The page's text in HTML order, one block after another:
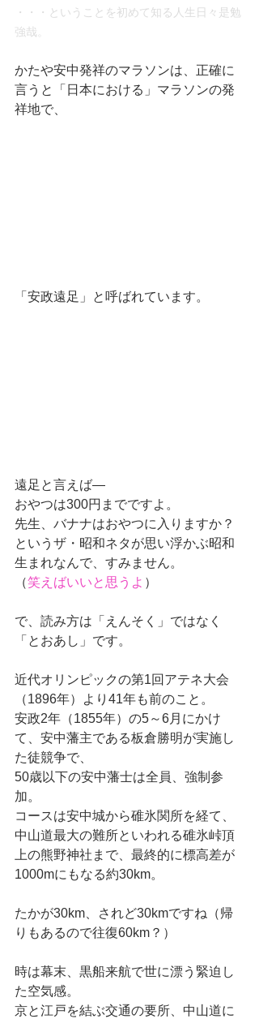
・・・ということを初めて知る人生日々是勉
強哉。
かたや安中発祥のマラソンは、正確に
言うと「日本における」マラソンの発
祥地で、
「安政遠足」と呼ばれています。
遠足と言えば―
おやつは300円までですよ。
先生、バナナはおやつに入りますか？
というザ・昭和ネタが思い浮かぶ昭和
生まれなんで、すみません。
（笑えばいいと思うよ ）
で、読み方は「えんそく」ではなく
「とおあし」です。
近代オリンピックの第1回アテネ大会
（1896年）より41年も前のこと。
安政2年（1855年）の5～6月にかけ
て、安中藩主である板倉勝明が実施し
た徒競争で、
50歳以下の安中藩士は全員、強制参
加。
コースは安中城から碓氷関所を経て、
中山道最大の難所といわれる碓氷峠頂
上の熊野神社まで、最終的に標高差が
1000mにもなる約30km。
たかが30km、されど30kmですね（帰
りもあるので往復60km？）
時は幕末、黒船来航で世に漂う緊迫し
た空気感。
京と江戸を結ぶ交通の要所、中山道に